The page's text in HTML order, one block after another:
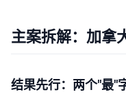
主案拆解：加拿
结果先行：两个"最"